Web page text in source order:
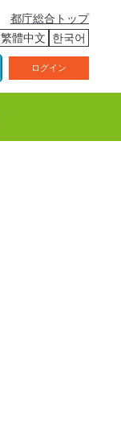
都庁総合トップ
繁體中文 한국어
ログイン